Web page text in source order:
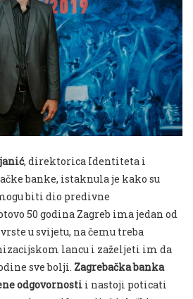
, direktorica Identiteta i
banke, istaknula je kako su
biti dio predivne
50 godina Zagreb ima jedan od
u svijetu, na čemu treba
lancu i zaželjeti im da
sve bolji. Zagrebačka banka
odgovornosti i nastoji poticati